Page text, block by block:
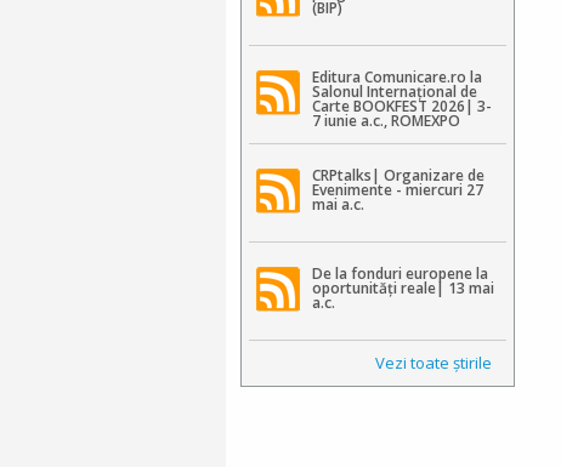
(BIP)
Editura Comunicare.ro la
Salonul Internațional de
Carte BOOKFEST 2026| 3-
7 iunie a.c., ROMEXPO
CRPtalks| Organizare de
Evenimente - miercuri 27
mai a.c.
De la fonduri europene la
oportunități reale| 13 mai
a.c.
Vezi toate ştirile